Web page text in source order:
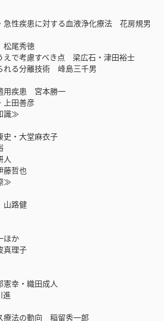
急性疾患に対する血液浄化療法 花房規男
尾秀徳
えで考慮すべき点 梁広石・津田裕士
れる分離技術 峰島三千男
用疾患 宮本勝一
田善彦
識≫
・大堂麻衣子
哲也
≫
路健
ほか
理子
幸・織田成人
進
療法の動向 稲留秀一郎